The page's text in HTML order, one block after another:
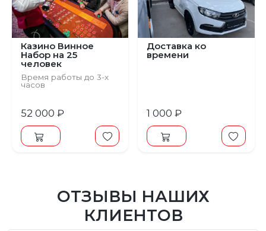
Предыдущий Следующий
Казино Винное
Набор на 25
человек
Время работы до 3-х
часов
52 000 ₽
Доставка ко
времени
1 000 ₽
ОТЗЫВЫ НАШИХ
КЛИЕНТОВ